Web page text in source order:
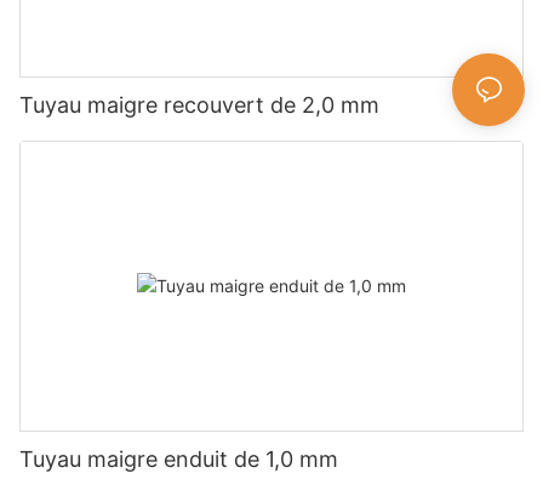
Tuyau maigre recouvert de 2,0 mm
Tuyau maigre enduit de 1,0 mm